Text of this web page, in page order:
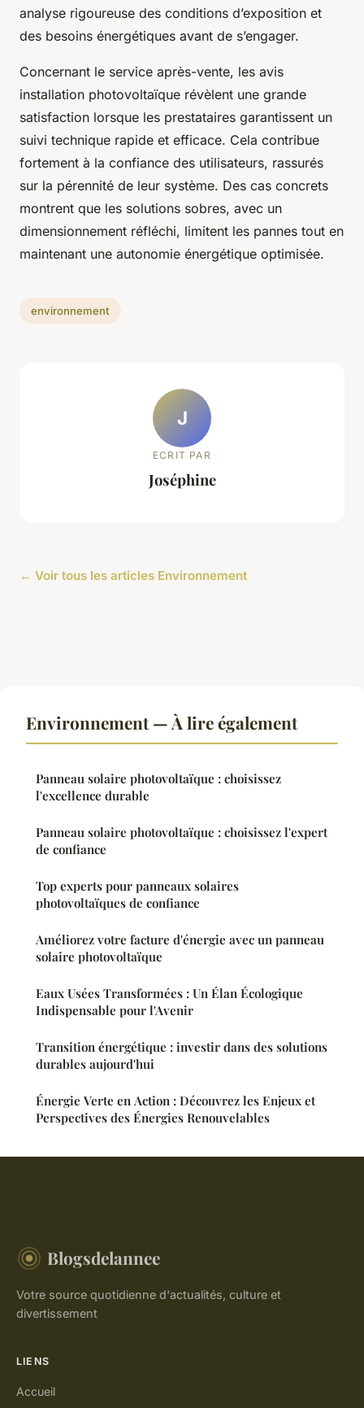
analyse rigoureuse des conditions d’exposition et
des besoins énergétiques avant de s’engager.
Concernant le service après-vente, les avis
installation photovoltaïque révèlent une grande
satisfaction lorsque les prestataires garantissent un
suivi technique rapide et efficace. Cela contribue
fortement à la confiance des utilisateurs, rassurés
sur la pérennité de leur système. Des cas concrets
montrent que les solutions sobres, avec un
dimensionnement réfléchi, limitent les pannes tout en
maintenant une autonomie énergétique optimisée.
environnement
J
ECRIT PAR
Joséphine
← Voir tous les articles Environnement
Environnement — À lire également
Panneau solaire photovoltaïque : choisissez
l'excellence durable
Panneau solaire photovoltaïque : choisissez l'expert
de confiance
Top experts pour panneaux solaires
photovoltaïques de confiance
Améliorez votre facture d'énergie avec un panneau
solaire photovoltaïque
Eaux Usées Transformées : Un Élan Écologique
Indispensable pour l'Avenir
Transition énergétique : investir dans des solutions
durables aujourd'hui
Énergie Verte en Action : Découvrez les Enjeux et
Perspectives des Énergies Renouvelables
Blogsdelannee
Votre source quotidienne d'actualités, culture et
divertissement
LIENS
Accueil